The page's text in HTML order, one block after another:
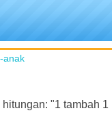
anak
"1 tambah 1